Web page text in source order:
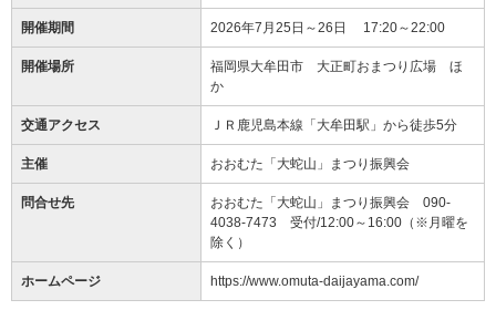
開催期間 2026年7月25日～26日 17:20～22:00
開催場所
福岡県大牟田市 大正町おまつり広場 ほ
か
交通アクセス ＪＲ鹿児島本線「大牟田駅」から徒歩5分
主催 おおむた「大蛇山」まつり振興会
問合せ先
おおむた「大蛇山」まつり振興会 090-
4038-7473 受付/12:00～16:00（※月曜を
除く）
ホームページ https://www.omuta-daijayama.com/